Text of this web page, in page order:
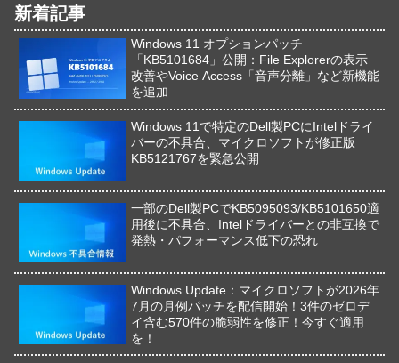
新着記事
Windows 11 オプションパッチ
「KB5101684」公開：File Explorerの表示
改善やVoice Access「音声分離」など新機能
を追加
Windows 11で特定のDell製PCにIntelドライ
バーの不具合、マイクロソフトが修正版
KB5121767を緊急公開
一部のDell製PCでKB5095093/KB5101650適
用後に不具合、Intelドライバーとの非互換で
発熱・パフォーマンス低下の恐れ
Windows Update：マイクロソフトが2026年
7月の月例パッチを配信開始！3件のゼロデ
イ含む570件の脆弱性を修正！今すぐ適用
を！